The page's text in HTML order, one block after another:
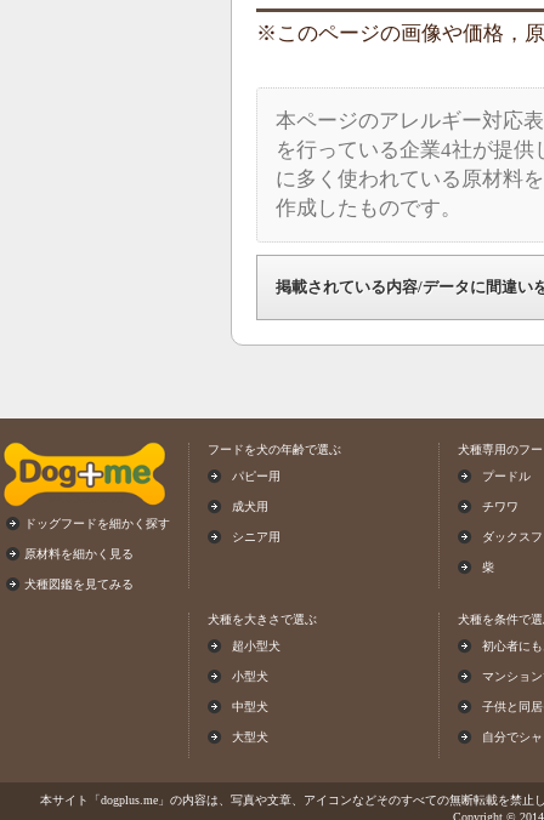
このページの画像や価格，
本ページのアレルギー対応
を行っている企業4社が提
に多く使われている原材料
作成したものです。
掲載されている内容/データに間違い
ドッグフードを細かく探す
原材料を細かく見る
犬種図鑑を見てみる
フードを犬の年齢で選ぶ
パピー用
成犬用
シニア用
犬種専用のフ
プードル
チワワ
ダックス
柴
犬種を大きさで選ぶ
超小型犬
小型犬
中型犬
大型犬
犬種を条件で
初心者に
マンショ
子供と同
自分でシ
本サイト「dogplus.me」の内容は、写真や文章、アイコンなどそのすべての無断転載を禁
Copyright ©